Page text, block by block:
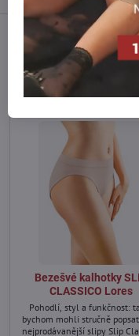
FacebookTwitter
Alternativní
Bezešvé kalhotky
CLASSICO Lores
Pohodlí, styl a funkčnost:
bychom mohli stručně
nejprodávanější slipy Slip